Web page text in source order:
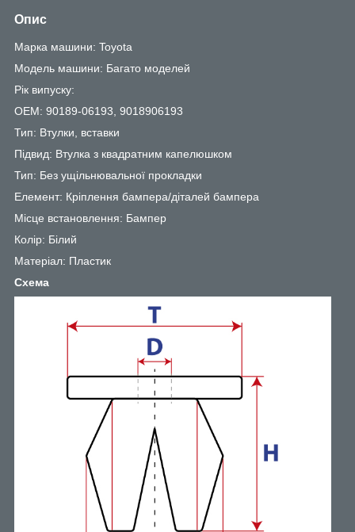
Опис
Марка машини: Toyota
Модель машини: Багато моделей
Рік випуску:
OEM: 90189-06193, 9018906193
Тип: Втулки, вставки
Підвид: Втулка з квадратним капелюшком
Тип: Без ущільнювальної прокладки
Елемент: Кріплення бампера/діталей бампера
Місце встановлення: Бампер
Колір: Білий
Матеріал: Пластик
Схема